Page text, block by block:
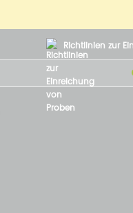
Richtlinien zur